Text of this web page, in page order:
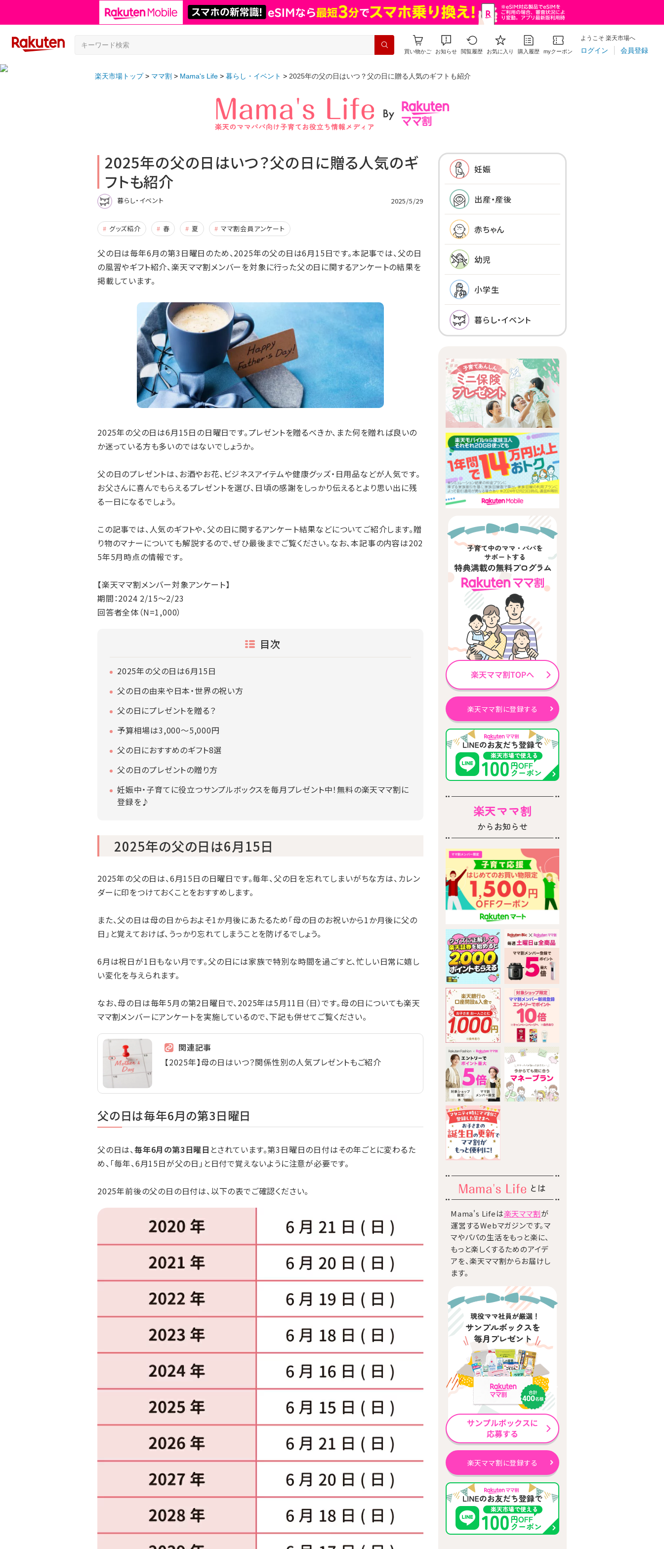
買い物かご お知らせ 閲覧履歴 お気に入り 購入履歴 myクーポン
ようこそ 楽天市場へ
ログイン 会員登録
楽天市場トップ ママ割 Mama's Life 暮らし・イベント 2025年の父の日はいつ？父の日に贈る人気のギフトも紹介
2025年の父の日はいつ？父の日に贈る人気のギ
フトも紹介
暮らし・イベント 2025/5/29
グッズ紹介 春 夏 ママ割会員アンケート
父の日は毎年6月の第3日曜日のため、2025年の父の日は6月15日です。本記事では、父の日
の風習やギフト紹介、楽天ママ割メンバーを対象に行った父の日に関するアンケートの結果を
掲載しています。
2025年の父の日は6月15日の日曜日です。プレゼントを贈るべきか、また何を贈れば良いの
か迷っている方も多いのではないでしょうか。
父の日のプレゼントは、お酒やお花、ビジネスアイテムや健康グッズ・日用品などが人気です。
お父さんに喜んでもらえるプレゼントを選び、日頃の感謝をしっかり伝えるとより思い出に残
る一日になるでしょう。
この記事では、人気のギフトや、父の日に関するアンケート結果などについてご紹介します。贈
り物のマナーについても解説するので、ぜひ最後までご覧ください。なお、本記事の内容は202
5年5月時点の情報です。
【楽天ママ割メンバー対象アンケート】
期間：2024 2/15～2/23
回答者全体（N=1,000）
目次
2025年の父の日は6月15日
父の日の由来や日本・世界の祝い方
父の日にプレゼントを贈る？
予算相場は3,000～5,000円
父の日におすすめのギフト8選
父の日のプレゼントの贈り方
妊娠中・子育てに役立つサンプルボックスを毎月プレゼント中！無料の楽天ママ割に
登録を♪
2025年の父の日は6月15日
2025年の父の日は、6月15日の日曜日です。毎年、父の日を忘れてしまいがちな方は、カレン
ダーに印をつけておくことをおすすめします。
また、父の日は母の日からおよそ1か月後にあたるため「母の日のお祝いから1か月後に父の
日」と覚えておけば、うっかり忘れてしまうことを防げるでしょう。
6月は祝日が1日もない月です。父の日には家族で特別な時間を過ごすと、忙しい日常に嬉し
い変化を与えられます。
なお、母の日は毎年5月の第2日曜日で、2025年は5月11日（日）です。母の日についても楽天
ママ割メンバーにアンケートを実施しているので、下記も併せてご覧ください。
関連記事
【2025年】母の日はいつ？関係性別の人気プレゼントもご紹介
父の日は毎年6月の第3日曜日
父の日は、毎年6月の第3日曜日 とされています。第3日曜日の日付はその年ごとに変わるた
め、「毎年、6月15日が父の日」と日付で覚えないように注意が必要です。
2025年前後の父の日の日付は、以下の表でご確認ください。
妊娠
出産・産後
赤ちゃん
幼児
小学生
暮らし・イベント
楽天ママ割に登録する
楽天ママ割
からお知らせ
とは
Mama's Lifeは楽天ママ割が
運営するWebマガジンです。マ
マやパパの生活をもっと楽に、
もっと楽しくするためのアイデ
アを、楽天ママ割からお届けし
ます。
楽天ママ割に登録する